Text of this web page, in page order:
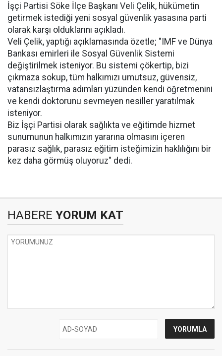
İşçi Partisi Söke İlçe Başkanı Veli Çelik, hükümetin
getirmek istediği yeni sosyal güvenlik yasasına parti
olarak karşı olduklarını açıkladı.
Veli Çelik, yaptığı açıklamasında özetle; "IMF ve Dünya
Bankası emirleri ile Sosyal Güvenlik Sistemi
değiştirilmek isteniyor. Bu sistemi çökertip, bizi
çıkmaza sokup, tüm halkımızı umutsuz, güvensiz,
vatansızlaştırma adımları yüzünden kendi öğretmenini
ve kendi doktorunu sevmeyen nesiller yaratılmak
isteniyor.
Biz İşçi Partisi olarak sağlıkta ve eğitimde hizmet
sunumunun halkımızın yararına olmasını içeren
parasız sağlık, parasız eğitim isteğimizin haklılığını bir
kez daha görmüş oluyoruz" dedi.
HABERE YORUM KAT